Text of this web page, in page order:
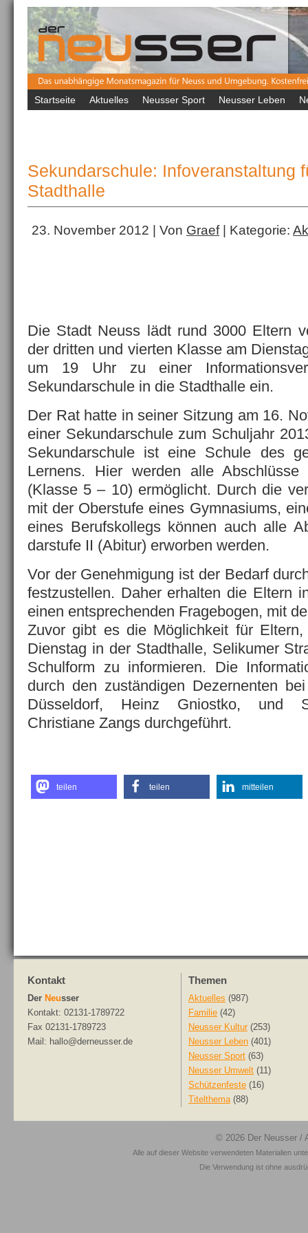
Startseite Aktuelles Neusser Sport Neusser Leben
Sekundarschule: Infoveranstaltung
Stadthalle
23. November 2012 | Von Graef| Kategorie:
Die Stadt Neuss lädt rund 3000 Eltern
der dritten und vierten Klasse am
um 19 Uhr zu einer
Sekundarschule in die Stadthalle ein.
Der Rat hatte in seiner Sitzung am 16.
einer Sekundarschule zum Schuljahr
Sekundarschule ist eine Schule des
Lernens. Hier werden alle
(Klasse 5 – 10) ermöglicht. Durch die
mit der Oberstufe eines Gymnasiums,
eines Berufskollegs können auch alle
darstufe II (Abitur) erworben werden.
Vor der Genehmigung ist der Bedarf
festzustellen. Daher erhalten die Eltern
einen entsprechenden Fragebogen, mit
Zuvor gibt es die Möglichkeit für
Dienstag in der Stadthalle, Selikumer
Schulform zu informieren. Die
durch den zuständigen Dezernenten
Düsseldorf, Heinz Gniostko, und
Christiane Zangs durchgeführt.
teilen teilen mitteilen
Kontakt
Der Neusser
Kontakt: 02131-1789722
Fax 02131-1789723
Mail: hallo@derneusser.de
Themen
Aktuelles (987)
Familie (42)
Neusser Kultur (253)
Neusser Leben (401)
Neusser Sport (63)
Neusser Umwelt (11)
Schützenfeste (16)
Titelthema(88)
© 2026 Der Neusser /
Alle auf dieser Website verwendeten Materialien
Die Verwendung ist ohne